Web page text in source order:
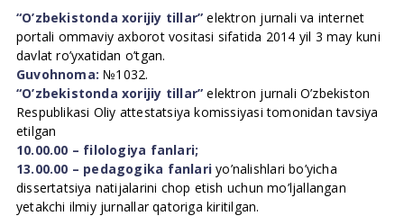
“O’zbekistonda xorijiy tillar” elektron jurnali va internet
portali ommaviy axborot vositasi sifatida 2014 yil 3 may kuni
davlat ro’yxatidan o’tgan.
Guvohnoma: №1032.
“O’zbekistonda xorijiy tillar” elektron jurnali O’zbekiston
Respublikasi Oliy attestatsiya komissiyasi tomonidan tavsiya
etilgan
10.00.00 – filologiya fanlari;
13.00.00 – pedagogika fanlari yo’nalishlari bo’yicha
dissertatsiya natijalarini chop etish uchun mo’ljallangan
yetakchi ilmiy jurnallar qatoriga kiritilgan.